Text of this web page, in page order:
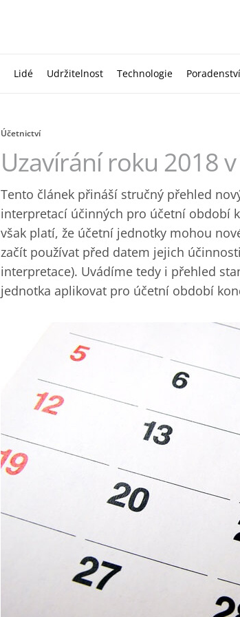
Lidé Udržitelnost Technologie Poradenství
Účetnictví
Uzavírání roku 2018
Tento článek přináší stručný přehled
interpretací účinných pro účetní období
však platí, že účetní jednotky mohou
začít používat před datem jejich
interpretace). Uvádíme tedy i přehled
jednotka aplikovat pro účetní období